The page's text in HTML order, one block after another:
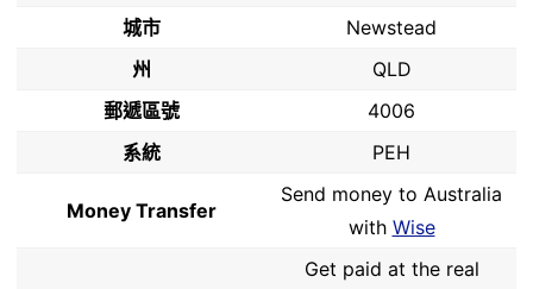
城市
Newstead
州
QLD
郵遞區號
4006
系統
PEH
Money Transfer
Send money to Australia
with Wise
Get paid at the real